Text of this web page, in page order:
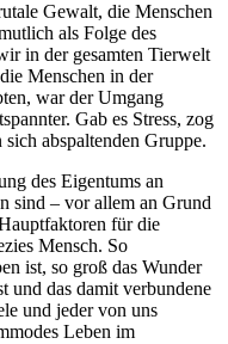
Gewalt, die Menschen
als Folge des
in der gesamten Tierwelt
Menschen in der
war der Umgang
Gab es Stress, zog
abspaltenden Gruppe.
des Eigentums an
sind – vor allem an Grund
für die
Mensch. So
ist, so groß das Wunder
und das damit verbundene
und jeder von uns
Leben im